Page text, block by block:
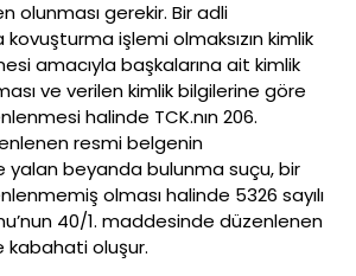
olunması gerekir. Bir adli
işlemi olmaksızın kimlik
amacıyla başkalarına ait kimlik
ve verilen kimlik bilgilerine göre
halinde TCK.nın 206.
resmi belgenin
yalan beyanda bulunma suçu, bir
olması halinde 5326 sayılı
40/1. maddesinde düzenlenen
kabahati oluşur.